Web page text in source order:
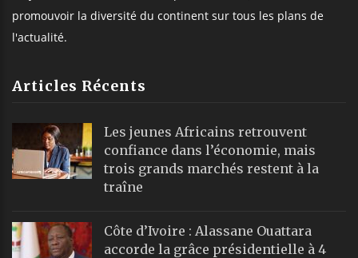
promouvoir la diversité du continent sur tous les plans de
l'actualité.
Articles Récents
Les jeunes Africains retrouvent
confiance dans l’économie, mais
trois grands marchés restent à la
traîne
Côte d’Ivoire : Alassane Ouattara
accorde la grâce présidentielle à 4